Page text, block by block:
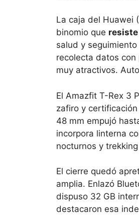
La caja del Huawei
binomio que resiste
salud y
recolecta datos
muy atractivos.
El Amazfit T-Rex 3
zafiro y
48 mm empujó
incorpora linterna
nocturnos y
El cierre quedó
amplia. Enlazó
dispuso 32 GB
destacaron esa